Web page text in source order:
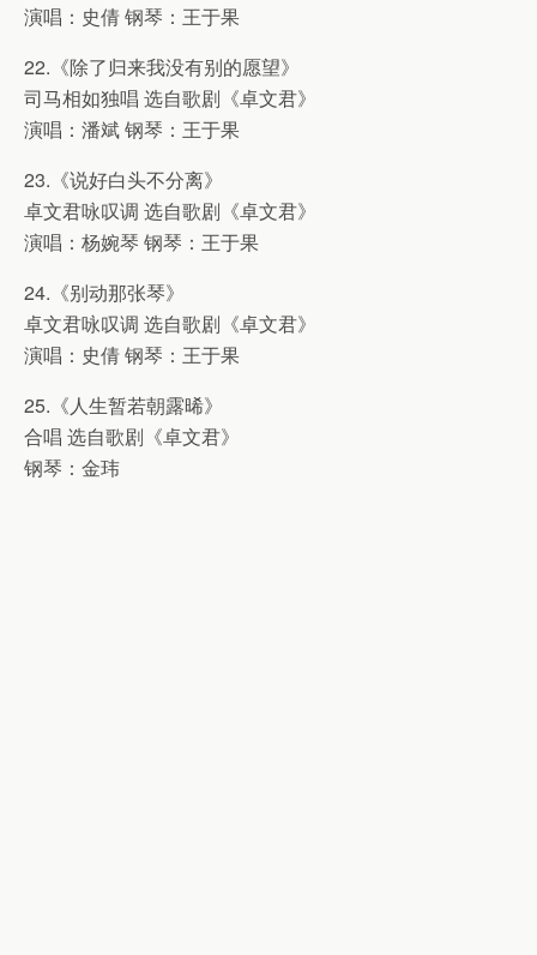
演唱：史倩 钢琴：王于果
22.《除了归来我没有别的愿望》
司马相如独唱 选自歌剧《卓文君》
演唱：潘斌 钢琴：王于果
23.《说好白头不分离》
卓文君咏叹调 选自歌剧《卓文君》
演唱：杨婉琴 钢琴：王于果
24.《别动那张琴》
卓文君咏叹调 选自歌剧《卓文君》
演唱：史倩 钢琴：王于果
25.《人生暂若朝露晞》
合唱 选自歌剧《卓文君》
钢琴：金玮